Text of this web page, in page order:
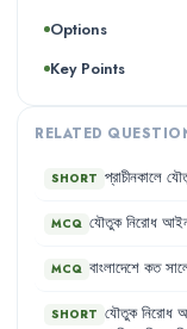
Options
Key Points
RELATED
SHORT প্রাচীনকালে
MCQ যৌতুক নিরোধ
MCQ বাংলাদেশে কত
SHORT যৌতুক নিরোধ